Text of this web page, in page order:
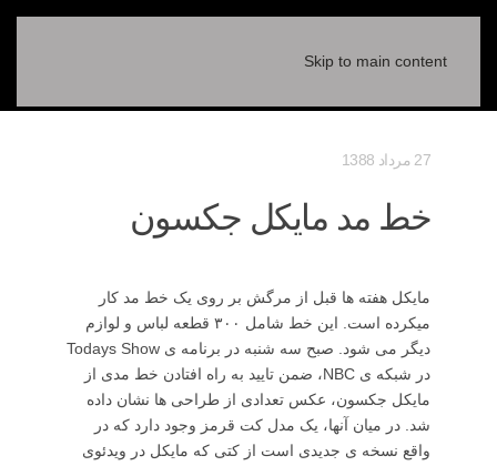
Skip to main content
27 مرداد 1388
خط مد مایکل جکسون
مایکل هفته ها قبل از مرگش بر روی یک خط مد کار
میکرده است. این خط شامل ۳۰۰ قطعه لباس و لوازم
دیگر می شود. صبح سه شنبه در برنامه ی Todays Show
در شبکه ی NBC، ضمن تایید به راه افتادن خط مدی از
مایکل جکسون، عکس تعدادی از طراحی ها نشان داده
شد. در میان آنها، یک مدل کت قرمز وجود دارد که در
واقع نسخه ی جدیدی است از کتی که مایکل در ویدئوی